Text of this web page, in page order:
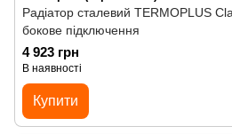
Радіатор сталевий TERMOPLUS
бокове підключення
4 923 грн
В наявності
Купити